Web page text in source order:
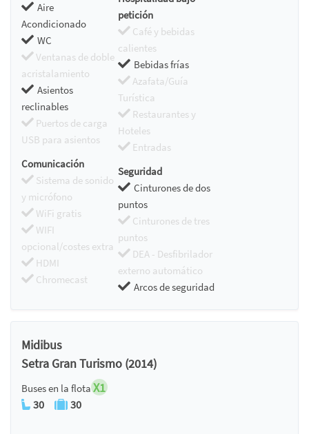
Aire
Acondicionado
WC
Ventanas de doble
acristalamiento
Asientos
reclinables
Puertos de carga
USB para asientos
petición
Café y bebidas
calientes
Bebidas frías
Azafata/Guía
Turística
Restaurantes y
Hoteles
Entradas
Comunicación
Sistema de sonido
y micrófono
WiFi gratis
WIFI
opcional/costes extra
HDMI
Chromecast
Seguridad
Cinturones de dos
puntos
Cinturones de tres
puntos
DEA - Desfibrilador
externo automático
Arcos de seguridad
Midibus
Setra Gran Turismo (2014)
Buses en la flota X1
30 30